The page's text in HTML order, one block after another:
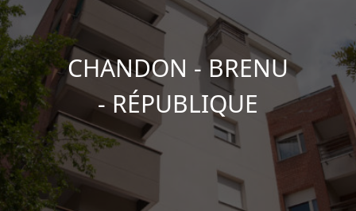
CHANDON - BRENU
- RÉPUBLIQUE